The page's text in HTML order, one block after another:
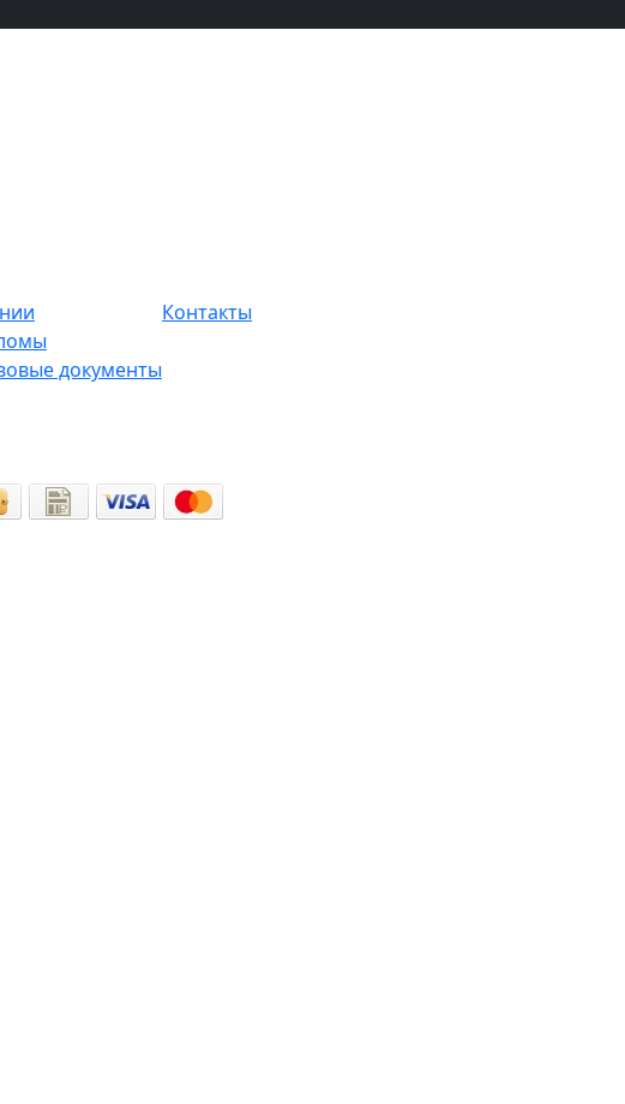
документы
Контакты